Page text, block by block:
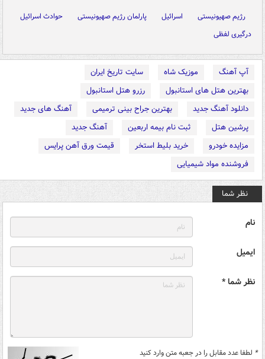
رژیم صهیونیستی اسرائیل پارلمان رژیم صهیونیستی
حوادث اسرائیل
درگیری لفظی
آپ آهنگ موزیک شاه
سایت تاریخ ایران
بهترین هتل های استانبول
رزرو هتل استانبول
دانلود آهنگ جدید
بهترین جراح بینی ترمیمی
آهنگ های جدید
پرشین هتل
ثبت نام بیمه اربعین
آهنگ جدید
مزایده خودرو
خرید بلیط استخر
قیمت ورق آهن پرایس
فروشنده مواد شیمیایی
نظر شما
نام
ایمیل
نظر شما *
* لطفا عدد مقابل را در جعبه متن وارد کنید